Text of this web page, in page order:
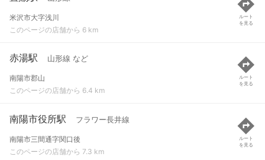
米沢市大字浅川
このページの店舗から 6 km
ルート
を見る
赤湯駅 山形線 など
南陽市郡山
このページの店舗から 6.4 km
ルート
を見る
南陽市役所駅 フラワー長井線
南陽市三間通字関口後
このページの店舗から 7.3 km
ルート
を見る